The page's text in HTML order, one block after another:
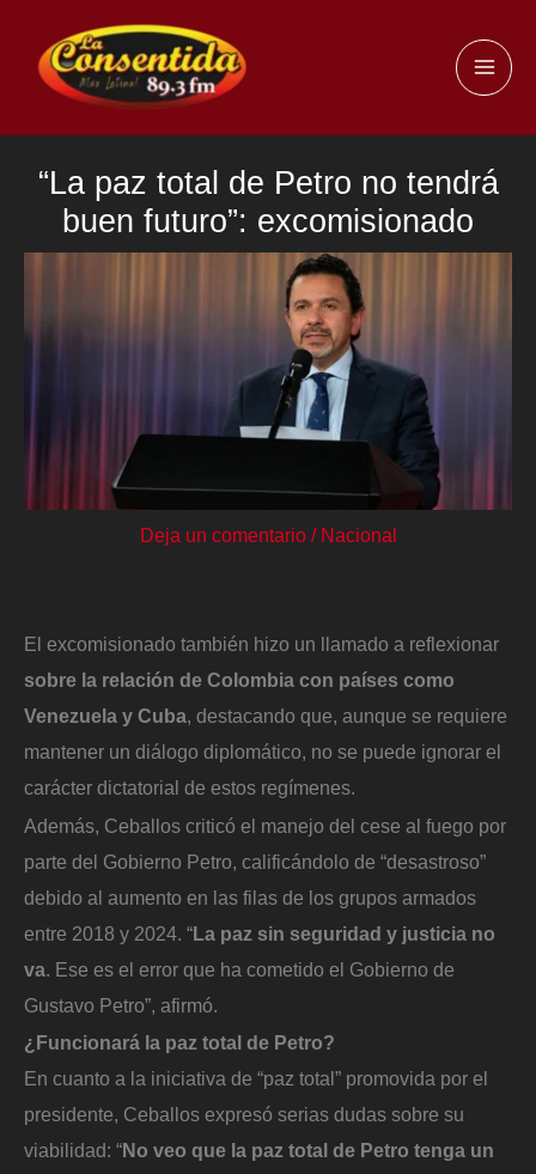
contenido
“La paz total de Petro no tendrá
buen futuro”: excomisionado
Deja un comentario / Nacional
El excomisionado también hizo un llamado a reflexionar
sobre la relación de Colombia con países como
Venezuela y Cuba, destacando que, aunque se requiere
mantener un diálogo diplomático, no se puede ignorar el
carácter dictatorial de estos regímenes.
Además, Ceballos criticó el manejo del cese al fuego por
parte del Gobierno Petro, calificándolo de “desastroso”
debido al aumento en las filas de los grupos armados
entre 2018 y 2024. “La paz sin seguridad y justicia no
va. Ese es el error que ha cometido el Gobierno de
Gustavo Petro”, afirmó.
¿Funcionará la paz total de Petro?
En cuanto a la iniciativa de “paz total” promovida por el
presidente, Ceballos expresó serias dudas sobre su
viabilidad: “No veo que la paz total de Petro tenga un